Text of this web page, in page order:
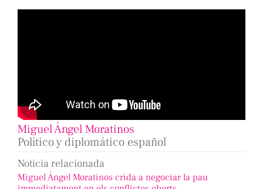
Miguel Ángel Moratinos
Político y diplomático español
Noticia relacionada
Miguel Ángel Moratinos crida a negociar la pau